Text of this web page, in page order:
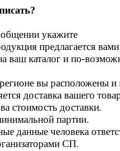
укажите
предлагается
ваш каталог и по-
вы расположены и
доставка вашего
стоимость доставки.
партии.
данные человека
СП.